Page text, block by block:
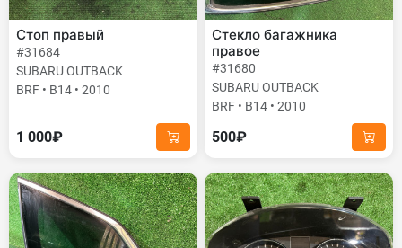
Стоп правый
#31684
SUBARU OUTBACK
BRF • B14 • 2010
1 000₽
Стекло багажника
правое
#31680
SUBARU OUTBACK
BRF • B14 • 2010
500₽